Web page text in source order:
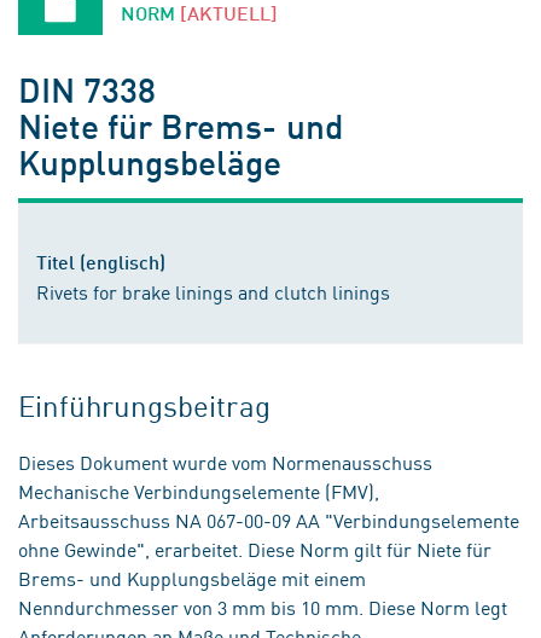
NORM [AKTUELL]
DIN 7338
Niete für Brems- und
Kupplungsbeläge
Titel (englisch)
Rivets for brake linings and clutch linings
Einführungsbeitrag
Dieses Dokument wurde vom Normenausschuss
Mechanische Verbindungselemente (FMV),
Arbeitsausschuss NA 067-00-09 AA "Verbindungselemente
ohne Gewinde", erarbeitet. Diese Norm gilt für Niete für
Brems- und Kupplungsbeläge mit einem
Nenndurchmesser von 3 mm bis 10 mm. Diese Norm legt